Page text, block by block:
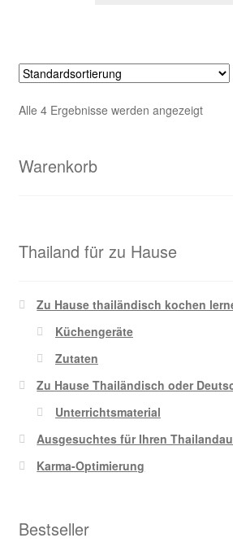
Alle 4 Ergebnisse werden angezeigt
Warenkorb
Thailand für zu Hause
Zu Hause thailändisch kochen
Küchengeräte
Zutaten
Zu Hause Thailändisch oder
Unterrichtsmaterial
Ausgesuchtes für Ihren
Karma-Optimierung
Bestseller